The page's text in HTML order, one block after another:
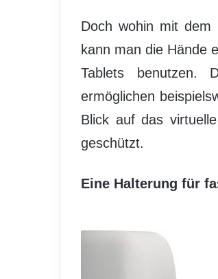
Doch wohin mit dem
kann man die Hände
Tablets benutzen.
ermöglichen
Blick auf das
geschützt.
Eine Halterung für